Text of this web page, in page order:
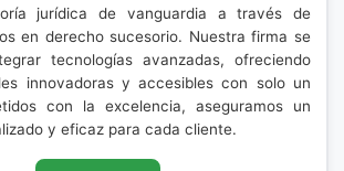
jurídica de vanguardia a través de
en derecho sucesorio. Nuestra firma se
tecnologías avanzadas, ofreciendo
innovadoras y accesibles con solo un
con la excelencia, aseguramos un
y eficaz para cada cliente.